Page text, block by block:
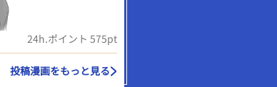
24h.ポイント 575pt
投稿漫画をもっと見る